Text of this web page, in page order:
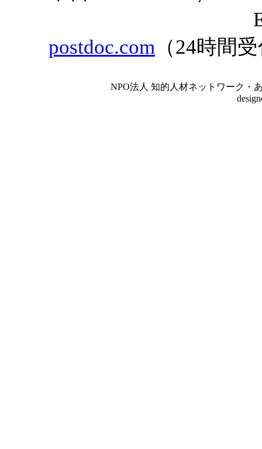
E-
postdoc.com （24時間
NPO法人 知的人材ネットワーク・